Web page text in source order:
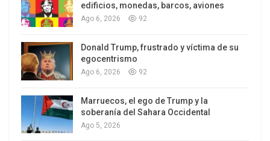
Los latinos le van dando la espalda a Trump
edificios, monedas, barcos, aviones
Ago 6, 2026 92
Donald Trump, frustrado y víctima de su
egocentrismo
Ago 6, 2026 92
Marruecos, el ego de Trump y la
soberanía del Sahara Occidental
Ago 5, 2026